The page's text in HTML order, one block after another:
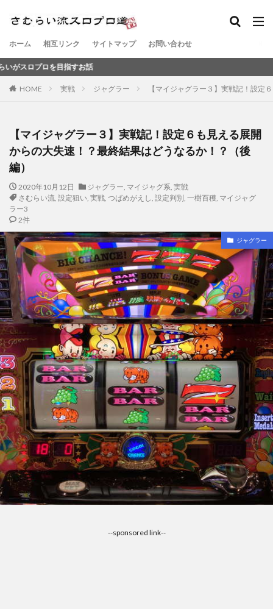
ホーム 相互リンク サイトマップ お問い合わせ
指すお話
HOME 実戦 ジャグラー 【マイジャグラー３】実戦記！設定
【マイジャグラー３】実戦記！設定６も見える展開
からの大失速！？最終結果はどうなるか！？（後
編）
2020年10月12日 ジャグラー, マイジャグ系, 実戦
さむらい流, 設定狙い, 実戦, つばめがえし, 設定判別, 一樹百穫, マイジャグ
ラー3
2件
ジャグラー
--sponsored link--